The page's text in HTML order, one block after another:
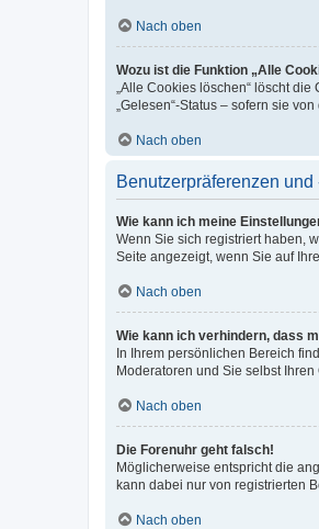
Nach oben
Wozu ist die Funktion „Alle
„Alle Cookies löschen“ löscht
„Gelesen“-Status – sofern sie
Nach oben
Benutzerpräferenzen
Wie kann ich meine
Wenn Sie sich registriert haben,
Seite angezeigt, wenn Sie auf
Nach oben
Wie kann ich verhindern, dass
In Ihrem persönlichen Bereich
Moderatoren und Sie selbst
Nach oben
Die Forenuhr geht falsch!
Möglicherweise entspricht die
kann dabei nur von registrierten
Nach oben